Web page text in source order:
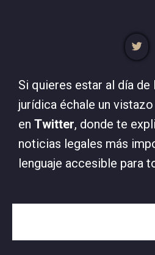
Si quieres estar al día de
jurídica échale un
en Twitter, donde te
noticias legales más
lenguaje accesible para